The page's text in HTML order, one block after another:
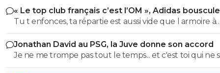
avec l'OL qui est une valeur sûre... contrairement à
« Le top club français c’est l’OM », Adidas
PSG
Tu t enfonces, ta répartie est aussi vide que l armoire à
trophées de ton club depuis 15 piges, t es juste une
gueule arrogante se pensant plus intelligent que les
alors que t es juste un pauvre clown empafé mdr
Jonathan David au PSG, la Juve donne son accord
Je ne me trompe pas tout le temps... et c'est toi qui ne
pas lire. ^^